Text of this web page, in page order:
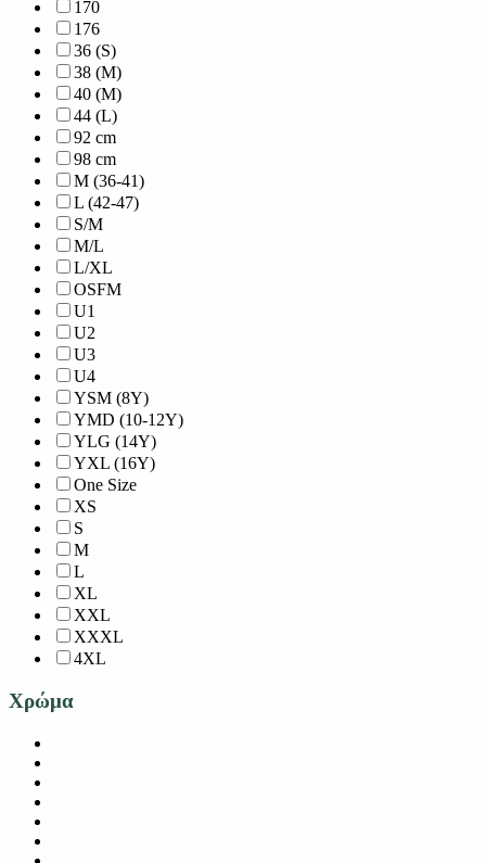
170
176
36 (S)
38 (M)
40 (M)
44 (L)
92 cm
98 cm
M (36-41)
L (42-47)
S/M
M/L
L/XL
OSFM
U1
U2
U3
U4
YSM (8Y)
YMD (10-12Y)
YLG (14Y)
YXL (16Y)
One Size
XS
S
M
L
XL
XXL
XXXL
4XL
Χρώμα